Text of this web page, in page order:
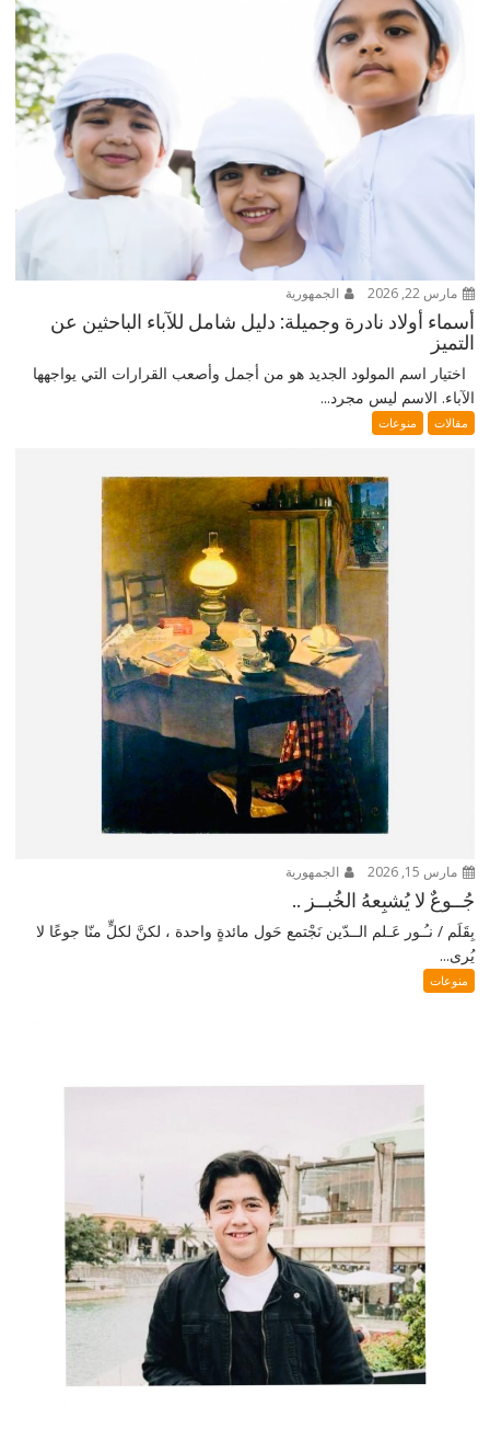
مارس 22, 2026 الجمهورية
أسماء أولاد نادرة وجميلة: دليل شامل للآباء الباحثين عن
التميز
اختيار اسم المولود الجديد هو من أجمل وأصعب القرارات التي يواجهها
الآباء. الاسم ليس مجرد...
مقالات منوعات
مارس 15, 2026 الجمهورية
جُــوعٌ لا يُشبِعهُ الخُبــز ..
بِقَلَم / نـُـور عَـلم الــدّين نَجْتمع حَول مائدةٍ واحدة ، لكنَّ لكلٍّ منّا جوعًا لا
يُرى...
منوعات